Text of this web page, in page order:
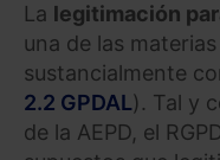
La legitimación
una de las
sustancialmente
2.2 GPDAL). Tal y
de la AEPD, el